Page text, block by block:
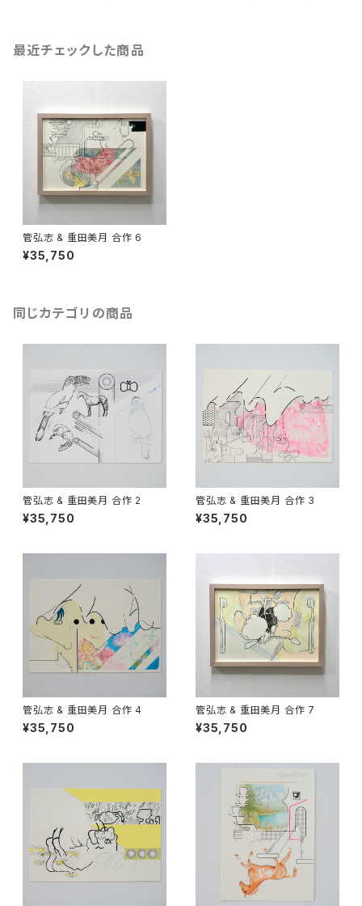
最近チェックした商品
管弘志 & 重田美月 合作 6
¥35,750
同じカテゴリの商品
管弘志 & 重田美月 合作 2
¥35,750
管弘志 & 重田美月 合作 3
¥35,750
管弘志 & 重田美月 合作 4
¥35,750
管弘志 & 重田美月 合作 7
¥35,750